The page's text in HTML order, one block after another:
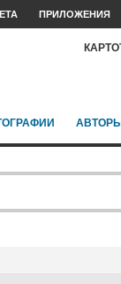
ПРИЛОЖЕНИЯ
АВТОРЫ